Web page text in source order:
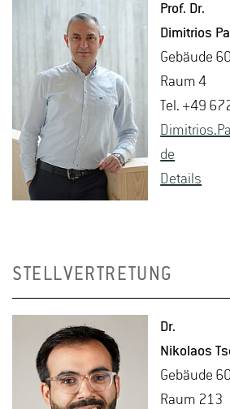
Prof. Dr.
Di­mi­tri­os
Ge­bäu­de
Raum 4
Tel. +49
de
De­tails
STELLVERTRETUNG
Dr.
Ni­ko­la­os
Ge­bäu­de
Raum 213